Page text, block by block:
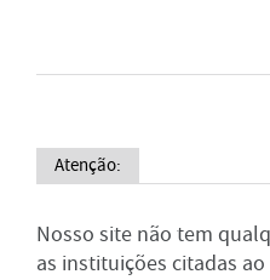
Atenção:
Nosso site não tem
as instituições citadas